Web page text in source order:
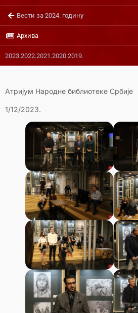
Вести за 2024. годину
Архива
2023.2022.2021.2020.2019.
Атријум Народне библиотеке Србије
1/12/2023.